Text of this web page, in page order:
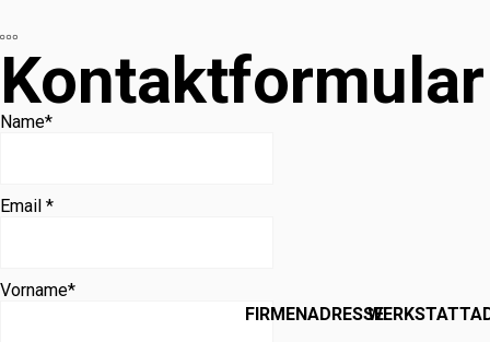
Kontaktformular
Name*
Email *
Vorname*
FIRMENADRESSE